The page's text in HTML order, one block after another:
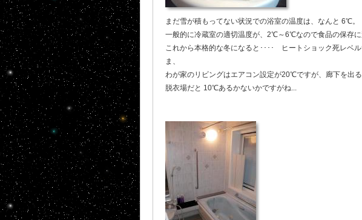
まだ雪が積もってない状況での浴室の温度は、なんと 6℃。
一般的に冷蔵室の適切温度が、2℃～6℃なので食品の保存に
これから本格的な冬になると････ ヒートショック死レベル
ま、
わが家のリビングはエアコン設定が20℃ですが、廊下を出
脱衣場だと 10℃あるかないかですがね...